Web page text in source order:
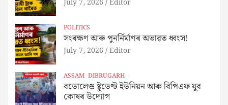
July 7, 2026 Editor
POLITICS
সংৰক্ষণ আৰু পুনৰ্নিৰ্মাণৰ অভাৱত ধ্বংস!
July 7, 2026 Editor
ASSAM DIBRUGARH
বডোলেণ্ড ষ্টুডেণ্ট ইউনিয়ন আৰু বিপিএফ যুব
কোষৰ উদ্যোগ